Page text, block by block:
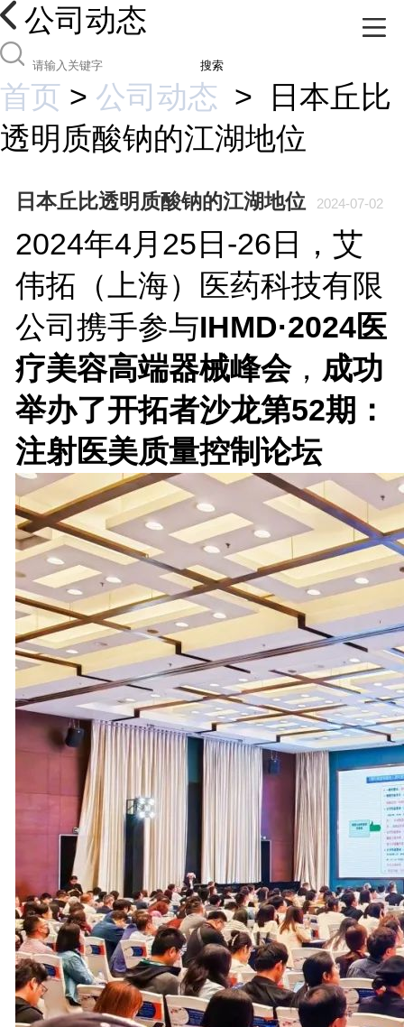
公司动态
搜索
首页 > 公司动态 >
日本丘比
透明质酸钠的江湖地位
日本丘比透明质酸钠的江湖地位 2024-07-02
2024年4月25日-26日，艾
伟拓（上海）医药科技有限
公司携手参与IHMD·2024医
疗美容高端器械峰会， 成功
举办了开拓者沙龙第52期：
注射医美质量控制论坛